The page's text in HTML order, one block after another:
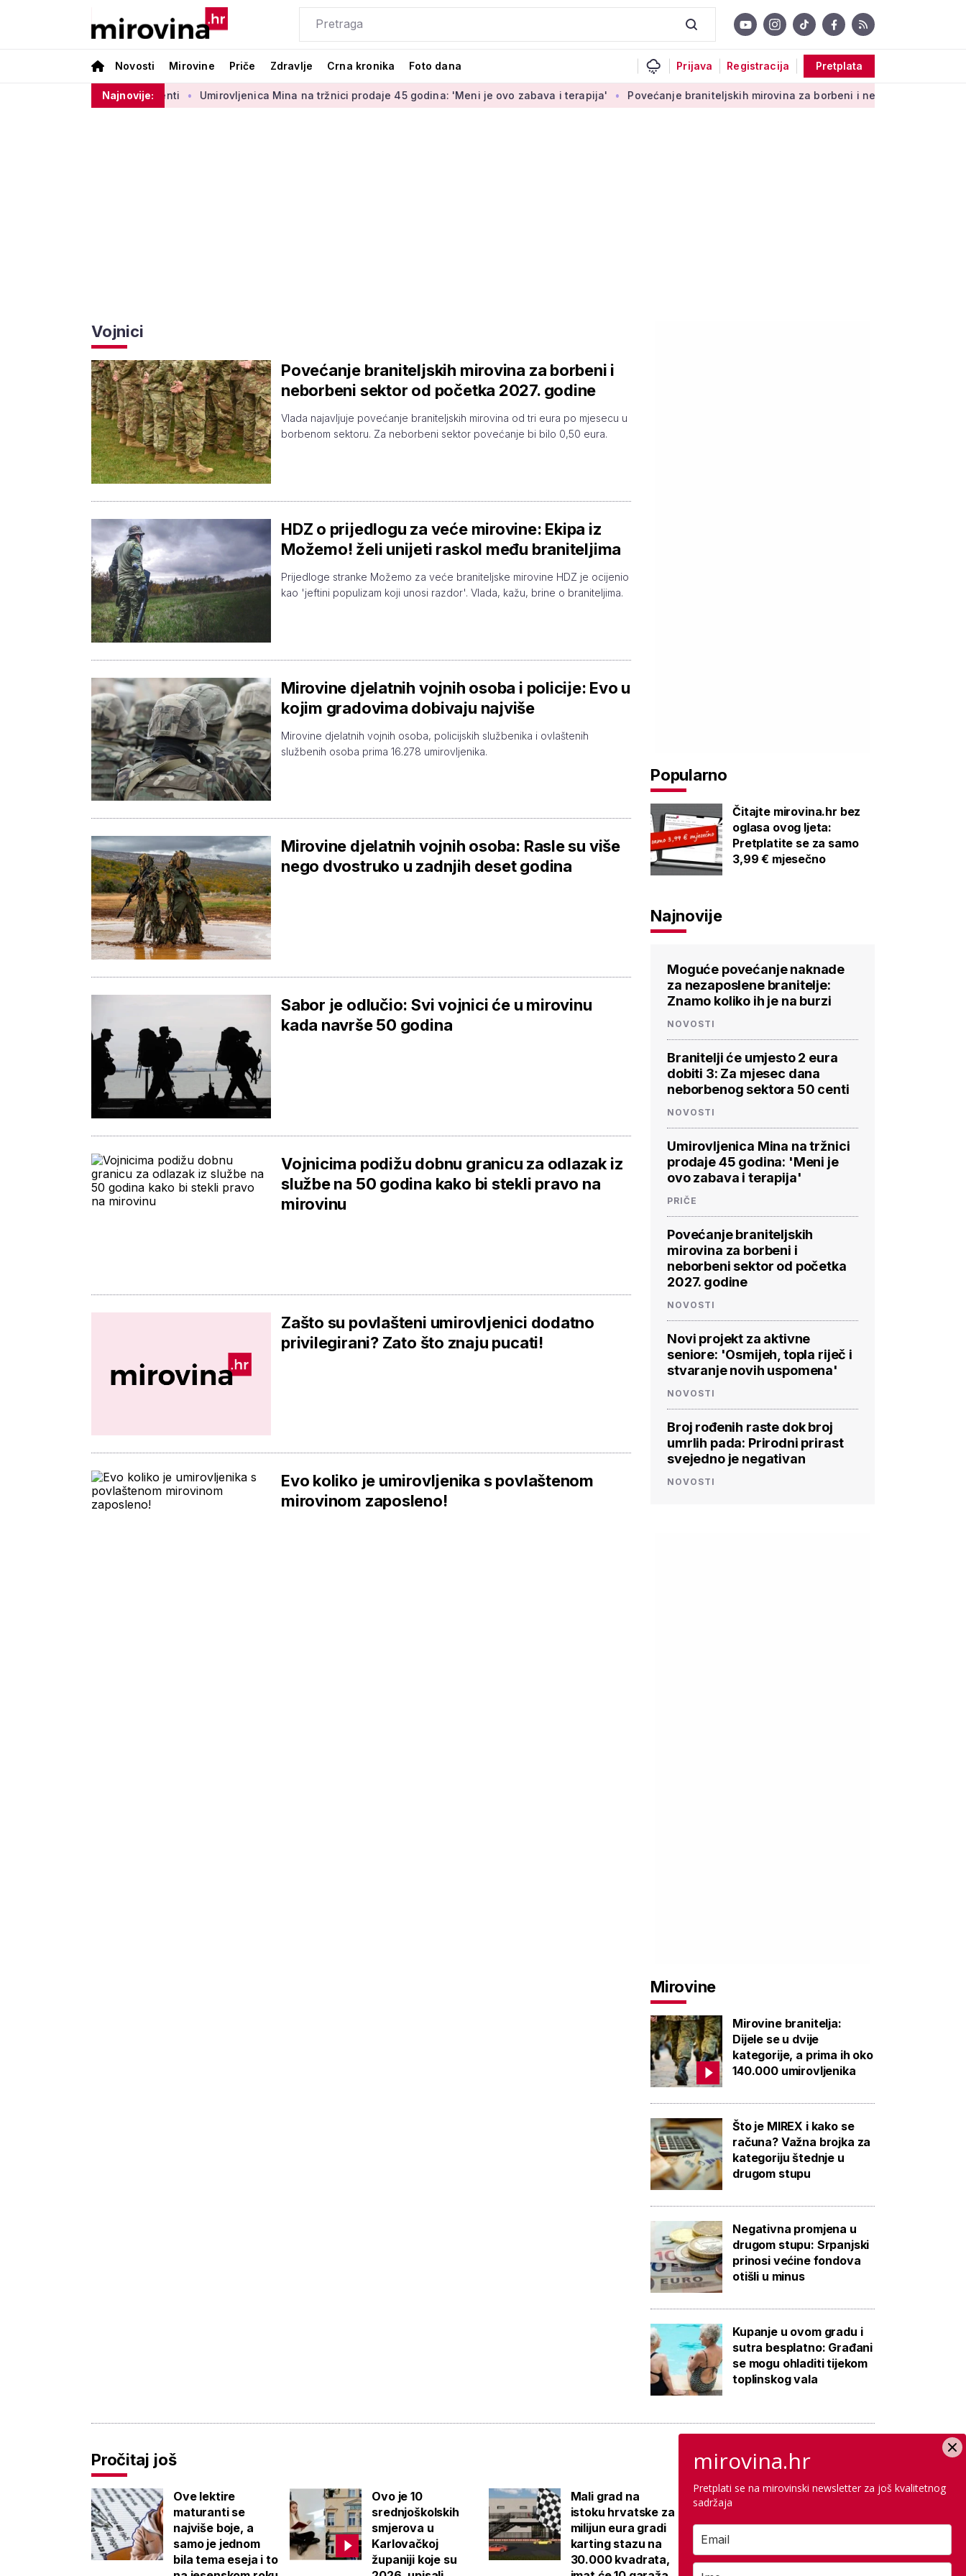
Novosti Mirovine Priče Zdravlje Crna kronika Foto dana Prijava Registracija Pretplata
Najnovije:
sektora 50 centi Umirovljenica Mina na tržnici prodaje 45 godina: 'Meni je ovo zabava i terapija' Povećanje braniteljskih mirovina za borbeni i neborbeni sektor od početka
Vojnici
Povećanje braniteljskih mirovina za borbeni i
neborbeni sektor od početka 2027. godine
Vlada najavljuje povećanje braniteljskih mirovina od tri eura po mjesecu u
borbenom sektoru. Za neborbeni sektor povećanje bi bilo 0,50 eura.
HDZ o prijedlogu za veće mirovine: Ekipa iz
Možemo! želi unijeti raskol među braniteljima
Prijedloge stranke Možemo za veće braniteljske mirovine HDZ je ocijenio
kao 'jeftini populizam koji unosi razdor'. Vlada, kažu, brine o braniteljima.
Mirovine djelatnih vojnih osoba i policije: Evo u
kojim gradovima dobivaju najviše
Mirovine djelatnih vojnih osoba, policijskih službenika i ovlaštenih
službenih osoba prima 16.278 umirovljenika.
Mirovine djelatnih vojnih osoba: Rasle su više
nego dvostruko u zadnjih deset godina
Sabor je odlučio: Svi vojnici će u mirovinu
kada navrše 50 godina
Vojnicima podižu dobnu granicu za odlazak iz
službe na 50 godina kako bi stekli pravo na
mirovinu
Zašto su povlašteni umirovljenici dodatno
privilegirani? Zato što znaju pucati!
Evo koliko je umirovljenika s povlaštenom
mirovinom zaposleno!
Popularno
Čitajte mirovina.hr bez
oglasa ovog ljeta:
Pretplatite se za samo
3,99 € mjesečno
Najnovije
Moguće povećanje naknade
za nezaposlene branitelje:
Znamo koliko ih je na burzi
NOVOSTI
Branitelji će umjesto 2 eura
dobiti 3: Za mjesec dana
neborbenog sektora 50 centi
NOVOSTI
Umirovljenica Mina na tržnici
prodaje 45 godina: 'Meni je
ovo zabava i terapija'
PRIČE
Povećanje braniteljskih
mirovina za borbeni i
neborbeni sektor od početka
2027. godine
NOVOSTI
Novi projekt za aktivne
seniore: 'Osmijeh, topla riječ i
stvaranje novih uspomena'
NOVOSTI
Broj rođenih raste dok broj
umrlih pada: Prirodni prirast
svejedno je negativan
NOVOSTI
Mirovine
Mirovine branitelja:
Dijele se u dvije
kategorije, a prima ih oko
140.000 umirovljenika
Što je MIREX i kako se
računa? Važna brojka za
kategoriju štednje u
drugom stupu
Negativna promjena u
drugom stupu: Srpanjski
prinosi većine fondova
otišli u minus
Kupanje u ovom gradu i
sutra besplatno: Građani
se mogu ohladiti tijekom
toplinskog vala
Pročitaj još
Ove lektire
maturanti se
najviše boje, a
samo je jednom
bila tema eseja i to
Ovo je 10
srednjoškolskih
smjerova u
Karlovačkoj
županiji koje su
Mali grad na
istoku hrvatske za
milijun eura gradi
karting stazu na
30.000 kvadrata,
Galerija: Sanacija
bazena iz 1972.,
antikorozivna
mirovina.hr
Pretplati se na mirovinski newsletter za još kvalitetnog
sadržaja